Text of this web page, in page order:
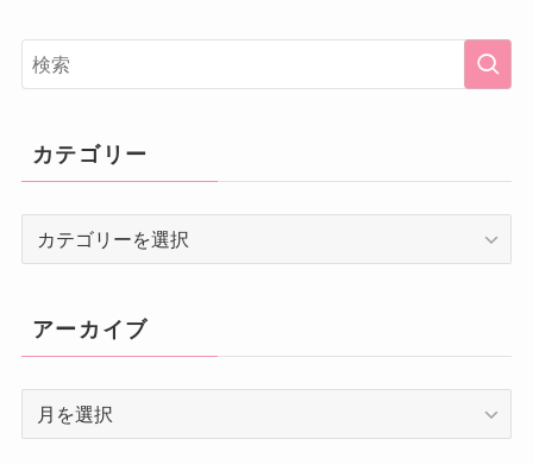
カテゴリー
リ
ー
アーカイブ